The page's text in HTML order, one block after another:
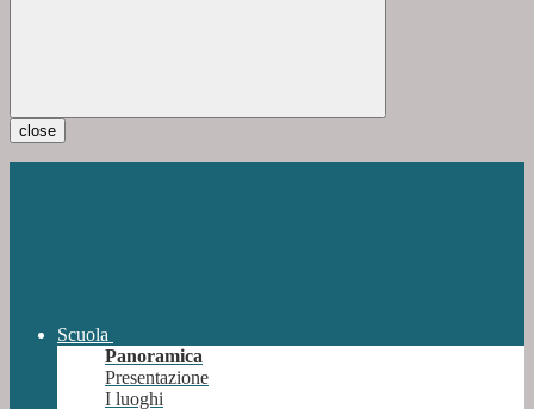
close
Scuola
Panoramica
Presentazione
I luoghi